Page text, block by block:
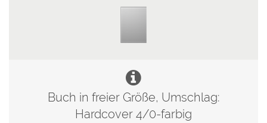
Buch in freier Größe, Umschlag:
Hardcover 4/0-farbig